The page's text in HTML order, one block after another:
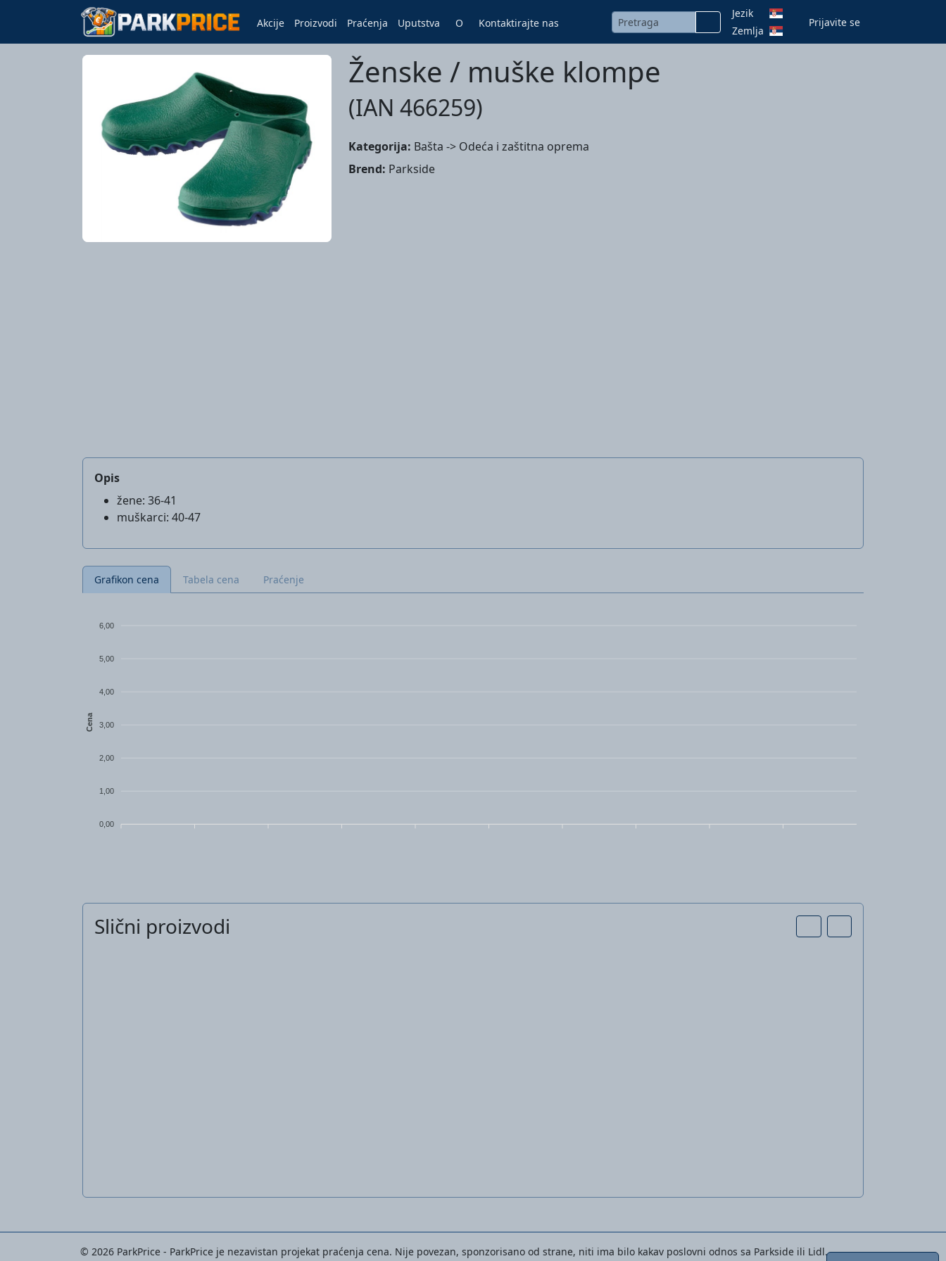
Akcije Proizvodi Praćenja Uputstva O Kontaktirajte nas
Jezik
Zemlja
Prijavite se
Ženske / muške klompe
(IAN 466259)
Kategorija: Bašta -> Odeća i zaštitna oprema
Brend: Parkside
Opis
žene: 36-41
muškarci: 40-47
Grafikon cena Tabela cena Praćenje
6,00
5,00
4,00
3,00
2,00
1,00
0,00
Cena
Slični proizvodi
© 2026 ParkPrice - ParkPrice je nezavistan projekat praćenja cena. Nije povezan, sponzorisano od strane, niti ima bilo kakav poslovni odnos sa Parkside ili Lidl.